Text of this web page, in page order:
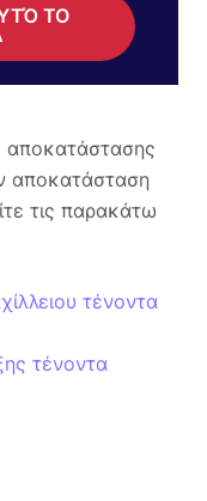
ΤΟ
αποκατάστασης
αποκατάσταση
τις παρακάτω
τένοντα
τένοντα